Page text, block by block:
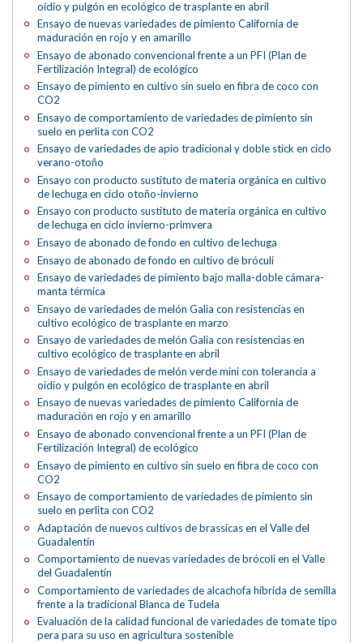
oídio y pulgón en ecológico de trasplante en abril
Ensayo de nuevas variedades de pimiento California de
maduración en rojo y en amarillo
Ensayo de abonado convencional frente a un PFI (Plan de
Fertilización Integral) de ecológico
Ensayo de pimiento en cultivo sin suelo en fibra de coco con
CO2
Ensayo de comportamiento de variedades de pimiento sin
suelo en perlita con CO2
Ensayo de variedades de apio tradicional y doble stick en ciclo
verano-otoño
Ensayo con producto sustituto de materia orgánica en cultivo
de lechuga en ciclo otoño-invierno
Ensayo con producto sustituto de materia orgánica en cultivo
de lechuga en ciclo invierno-primvera
Ensayo de abonado de fondo en cultivo de lechuga
Ensayo de abonado de fondo en cultivo de bróculi
Ensayo de variedades de pimiento bajo malla-doble cámara-
manta térmica
Ensayo de variedades de melón Galia con resistencias en
cultivo ecológico de trasplante en marzo
Ensayo de variedades de melón Galia con resistencias en
cultivo ecológico de trasplante en abril
Ensayo de variedades de melón verde mini con tolerancia a
oídio y pulgón en ecológico de trasplante en abril
Ensayo de nuevas variedades de pimiento California de
maduración en rojo y en amarillo
Ensayo de abonado convencional frente a un PFI (Plan de
Fertilización Integral) de ecológico
Ensayo de pimiento en cultivo sin suelo en fibra de coco con
CO2
Ensayo de comportamiento de variedades de pimiento sin
suelo en perlita con CO2
Adaptación de nuevos cultivos de brassicas en el Valle del
Guadalentín
Comportamiento de nuevas variedades de brócoli en el Valle
del Guadalentín
Comportamiento de variedades de alcachofa híbrida de semilla
frente a la tradicional Blanca de Tudela
Evaluación de la calidad funcional de variedades de tomate tipo
pera para su uso en agricultura sostenible